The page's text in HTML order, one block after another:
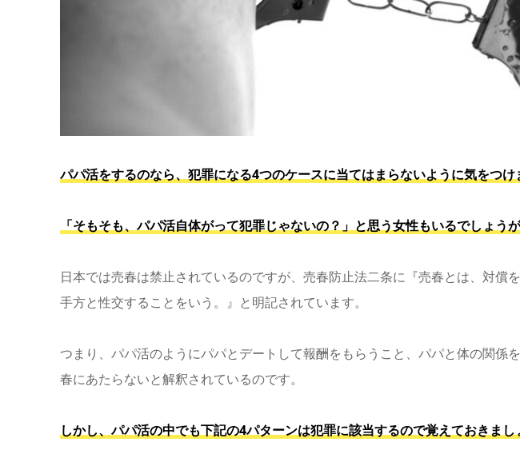
パパ活をするのなら、犯罪になる4つのケースに当てはまらないように気をつけ
「そもそも、パパ活自体がって犯罪じゃないの？」と思う女性もいるでしょう
日本では売春は禁止されているのですが、売春防止法二条に『売春とは、対償
手方と性交することをいう。』と明記されています。
つまり、パパ活のようにパパとデートして報酬をもらうこと、パパと体の関係
春にあたらないと解釈されているのです。
しかし、パパ活の中でも下記の4パターンは犯罪に該当するので覚えておきまし